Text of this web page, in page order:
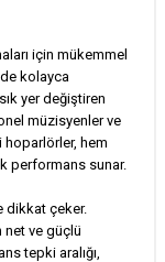
için mükemmel
kolayca
yer değiştiren
müzisyenler ve
hoparlörler, hem
performans sunar.
dikkat çeker.
net ve güçlü
tepki aralığı,